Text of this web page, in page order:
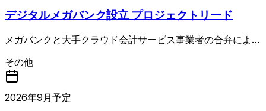
デジタルメガバンク設立 プロジェクトリード
メガバンクと大手クラウド会計サービス事業者の合弁によ
トにおける上流PMOリード案件。国内外の複数拠点・約10
0名体制のエンジニアチームで、来秋の開業を目標に要件定
義から開発までを推進していきます。 銀行免許審査プロセ
スが進行中であり、アジャイル開発のスピードと当局が求め
その他
2026年9月予定